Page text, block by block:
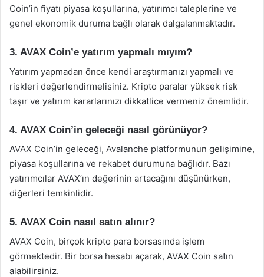
Coin’in fiyatı piyasa koşullarına, yatırımcı taleplerine ve
genel ekonomik duruma bağlı olarak dalgalanmaktadır.
3. AVAX Coin’e yatırım yapmalı mıyım?
Yatırım yapmadan önce kendi araştırmanızı yapmalı ve
riskleri değerlendirmelisiniz. Kripto paralar yüksek risk
taşır ve yatırım kararlarınızı dikkatlice vermeniz önemlidir.
4. AVAX Coin’in geleceği nasıl görünüyor?
AVAX Coin’in geleceği, Avalanche platformunun gelişimine,
piyasa koşullarına ve rekabet durumuna bağlıdır. Bazı
yatırımcılar AVAX’ın değerinin artacağını düşünürken,
diğerleri temkinlidir.
5. AVAX Coin nasıl satın alınır?
AVAX Coin, birçok kripto para borsasında işlem
görmektedir. Bir borsa hesabı açarak, AVAX Coin satın
alabilirsiniz.